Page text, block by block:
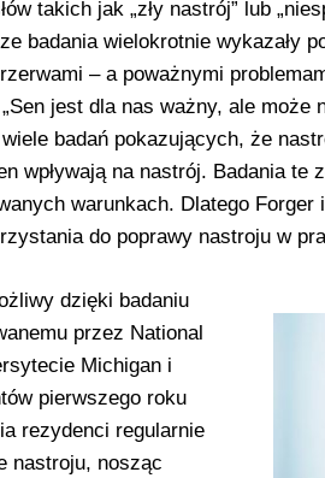
takich jak „zły nastrój” lub
badania wielokrotnie wykazały
– a poważnymi
jest dla nas ważny, ale może
badań pokazujących, że
wpływają na nastrój. Badania te
warunkach. Dlatego Forger
do poprawy nastroju w
dzięki badaniu
przez National
Michigan i
pierwszego roku
rezydenci regularnie
nastroju, nosząc